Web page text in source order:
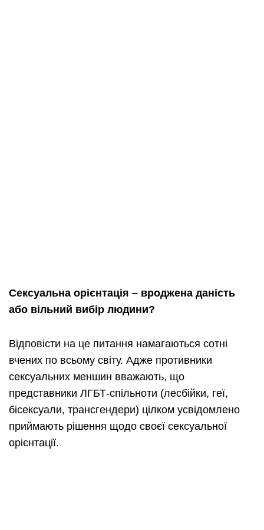
Сексуальна орієнтація – вроджена даність
або вільний вибір людини?
Відповісти на це питання намагаються сотні
вчених по всьому світу. Адже противники
сексуальних меншин вважають, що
представники ЛГБТ-спільноти (лесбійки, геї,
бісексуали, трансгендери) цілком усвідомлено
приймають рішення щодо своєї сексуальної
орієнтації.